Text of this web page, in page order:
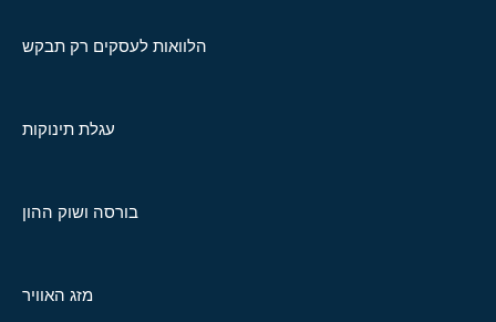
הלוואות לעסקים רק תבקש
עגלת תינוקות
בורסה ושוק ההון
מזג האוויר